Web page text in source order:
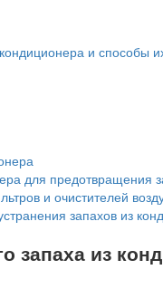
и способы
для предотвращения
и очистителей
запахов из
запаха из